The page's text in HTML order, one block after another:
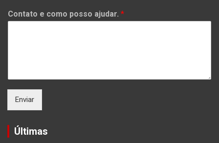
Contato e como posso ajudar. *
Enviar
Últimas